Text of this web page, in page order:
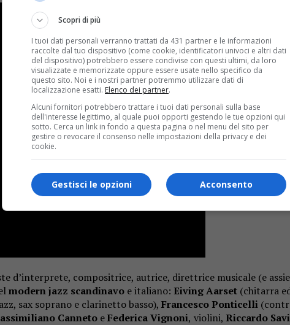
d’interprete, compositrice, autrice, direttrice musicale (e
modern jazz scandinavo e italiano: Eiving Aarset (chitarra
sax soprano e clarinetto basso), Francesco Ponticelli
Canneto eFederica Vignoni, violini, Riccardo
Scopri di più
I tuoi dati personali verranno trattati da 431 partner e le informazioni
raccolte dal tuo dispositivo (come cookie, identificatori univoci e altri dati
del dispositivo) potrebbero essere condivise con questi ultimi, da loro
visualizzate e memorizzate oppure essere usate nello specifico da
questo sito. Noi e i nostri partner potremmo utilizzare dati di
localizzazione esatti. Elenco dei partner.
Alcuni fornitori potrebbero trattare i tuoi dati personali sulla base
dell'interesse legittimo, al quale puoi opporti gestendo le tue opzioni qui
sotto. Cerca un link in fondo a questa pagina o nel menu del sito per
gestire o revocare il consenso nelle impostazioni della privacy e dei
cookie.
Acconsento
Gestisci le opzioni